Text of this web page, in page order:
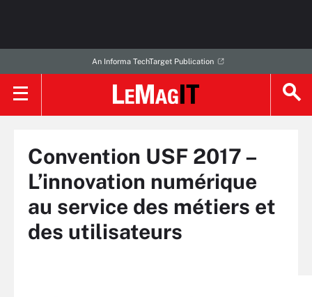
An Informa TechTarget Publication
Convention USF 2017 –
L’innovation numérique
au service des métiers et
des utilisateurs